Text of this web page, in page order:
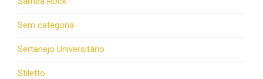
Sem categoria
Sertanejo Universitário
Stiletto